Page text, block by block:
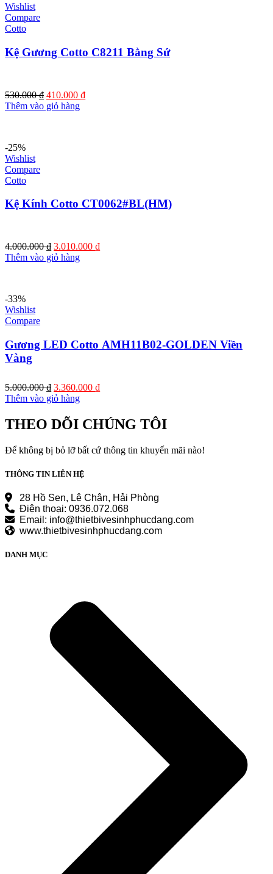
Wishlist
Compare
Cotto
Kệ Gương Cotto C8211 Bằng Sứ
530.000₫ Giá
gốc
410.000 ₫Giá
Thêm vào giỏ hàng
-25%
Wishlist
Compare
Cotto
Kệ Kính Cotto CT0062#BL(HM)
4.000.000₫ Giá
gốc
3.010.000 ₫Giá
Thêm vào giỏ hàng
-33%
Wishlist
Compare
Gương LED Cotto AMH11B02-GOLDEN Viền
Vàng
5.000.000₫ Giá
gốc
5.000.000 ₫.
3.360.000 ₫Giá
là:
3.360.000 ₫.
Thêm vào giỏ hàng
THEO DÕI CHÚNG TÔI
Để không bị bỏ lỡ bất cứ thông tin khuyến mãi nào!
THÔNG TIN LIÊN HỆ
28 Hồ Sen, Lê Chân, Hải Phòng
Điện thoại: 0936.072.068
Email: info@thietbivesinhphucdang.com
www.thietbivesinhphucdang.com
DANH MỤC